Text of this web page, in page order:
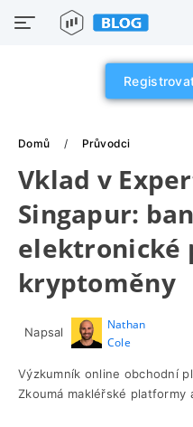
Domů Průvodci
Vklad v
Singapur:
elektronické
kryptoměny
Napsal
Nathan
Cole
Výzkumník online obchodní
Zkoumá makléřské